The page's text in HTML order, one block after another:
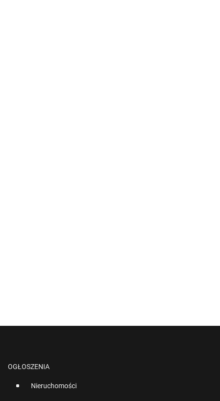
OGŁOSZENIA
Nieruchomości